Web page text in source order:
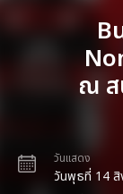
ณ ส
วันแสดง
วันพุธที่ 14 สิ